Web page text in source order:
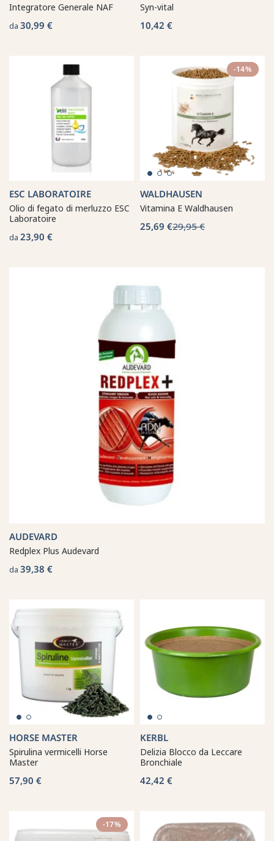
Integratore Generale NAF
da 30,99 €
Syn-vital
10,42 €
ESC LABORATOIRE
Olio di fegato di merluzzo ESC
Laboratoire
da 23,90 €
-14%
WALDHAUSEN
Vitamina E Waldhausen
25,69 €29,95 €
AUDEVARD
Redplex Plus Audevard
da 39,38 €
HORSE MASTER
Spirulina vermicelli Horse
Master
57,90 €
KERBL
Delizia Blocco da Leccare
Bronchiale
42,42 €
-17%